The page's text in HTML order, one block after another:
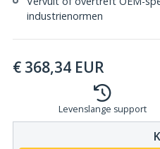
industrienormen
€ 368,34 EUR
Levenslange support